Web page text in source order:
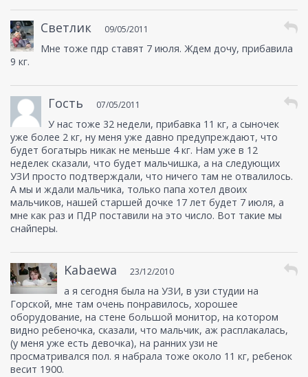
Светлик 09/05/2011
Мне тоже пдр ставят 7 июля. Ждем дочу, прибавила
9 кг.
Гость 07/05/2011
У нас тоже 32 недели, прибавка 11 кг, а сыночек
уже более 2 кг, ну меня уже давно предупреждают, что
будет богатырь никак не меньше 4 кг. Нам уже в 12
неделек сказали, что будет мальчишка, а на следующих
УЗИ просто подтверждали, что ничего там не отвалилось.
А мы и ждали мальчика, только папа хотел двоих
мальчиков, нашей старшей дочке 17 лет будет 7 июля, а
мне как раз и ПДР поставили на это число. Вот такие мы
снайперы.
Kabaewa 23/12/2010
а я сегодня была на УЗИ, в узи студии на
Горской, мне там очень понравилось, хорошее
оборудование, на стене большой монитор, на котором
видно ребеночка, сказали, что мальчик, аж расплакалась,
(у меня уже есть девочка), на ранних узи не
просматривался пол. я набрала тоже около 11 кг, ребенок
весит 1900.